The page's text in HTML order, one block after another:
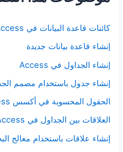
كائنات قاعدة البيانات في Access
إنشاء قاعدة بيانات جديدة
إنشاء الجداول في Access
إنشاء جدول باستخدام مصمم
الحقول المحسوبة في أكسس Access
العلاقات بين الجداول في Access
إنشاء علاقات باستخدام معالج